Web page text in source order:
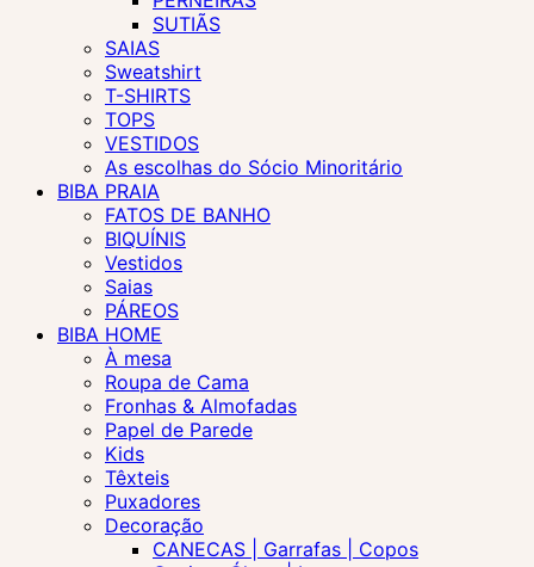
SUTIÃS
SAIAS
Sweatshirt
T-SHIRTS
TOPS
VESTIDOS
As escolhas do Sócio Minoritário
BIBA PRAIA
FATOS DE BANHO
BIQUÍNIS
Vestidos
Saias
PÁREOS
BIBA HOME
À mesa
Roupa de Cama
Fronhas & Almofadas
Papel de Parede
Kids
Têxteis
Puxadores
Decoração
CANECAS | Garrafas | Copos